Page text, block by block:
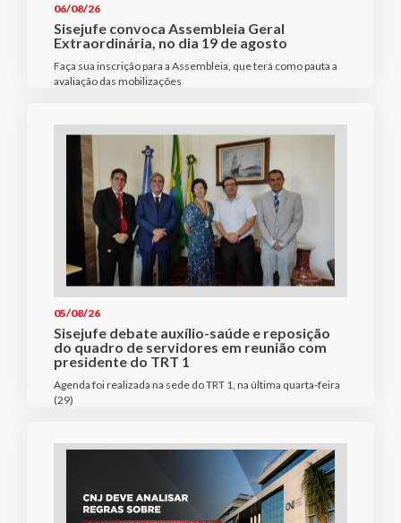
06/08/26
Sisejufe convoca Assembleia Geral
Extraordinária, no dia 19 de agosto
Faça sua inscrição para a Assembleia, que terá como pauta a
avaliação das mobilizações
05/08/26
Sisejufe debate auxílio-saúde e reposição
do quadro de servidores em reunião com
presidente do TRT 1
Agenda foi realizada na sede do TRT 1, na última quarta-feira
(29)